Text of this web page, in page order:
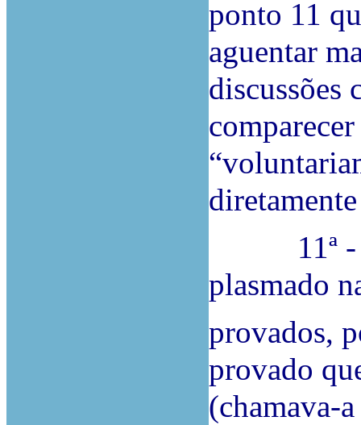
ponto 11
aguentar
discussões
11ª -
plasmado
provados,
provado
(chamava-